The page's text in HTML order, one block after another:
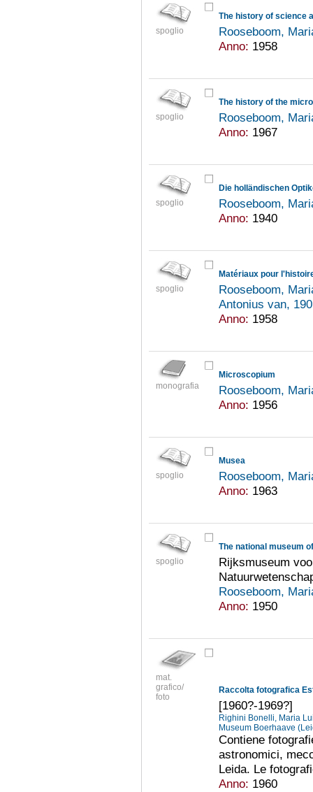
spoglio
The history of science
Rooseboom,
Anno: 1958
spoglio
The history of the
Rooseboom,
Anno: 1967
spoglio
Rooseboom,
Anno: 1940
spoglio
Matériaux pour
Rooseboom,
Antonius van,
Anno: 1958
monografia
Microscopium
Rooseboom,
Anno: 1956
spoglio
Musea
Rooseboom,
Anno: 1963
spoglio
The national museum
Rijksmuseum
Rooseboom,
Anno: 1950
mat.
grafico/
foto
[1960?-1969?]
Righini Bonelli, Maria
Museum Boerhaave
Contiene
astronomici,
Leida. Le
Anno: 1960